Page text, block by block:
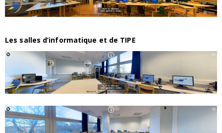
Les salles d’informatique et de TIPE